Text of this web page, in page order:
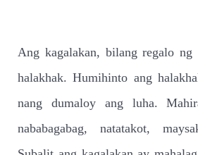
Ang kagalakan, bilang regalo
halakhak. Humihinto ang
nang dumaloy ang luha.
nababagabag, natatakot,